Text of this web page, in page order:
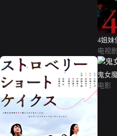
4姐妹
电视剧
鬼女
电影